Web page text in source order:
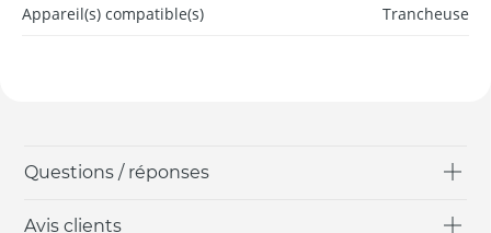
Questions / réponses
Avis clients
Appareil(s) compatible(s) Trancheuse